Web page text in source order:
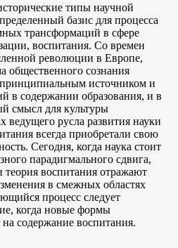
типы научной
базис для процесса
трансформаций в сфере
воспитания. Со времен
революции в Европе,
общественного сознания
принципиальным источником и
в содержании образования, и в
смысл для культуры
ведущего русла развития науки
всегда приобретали свою
Сегодня, когда наука стоит
парадигмального сдвига,
теория воспитания отражают
в смежных областях
процесс следует
когда новые формы
содержание воспитания.